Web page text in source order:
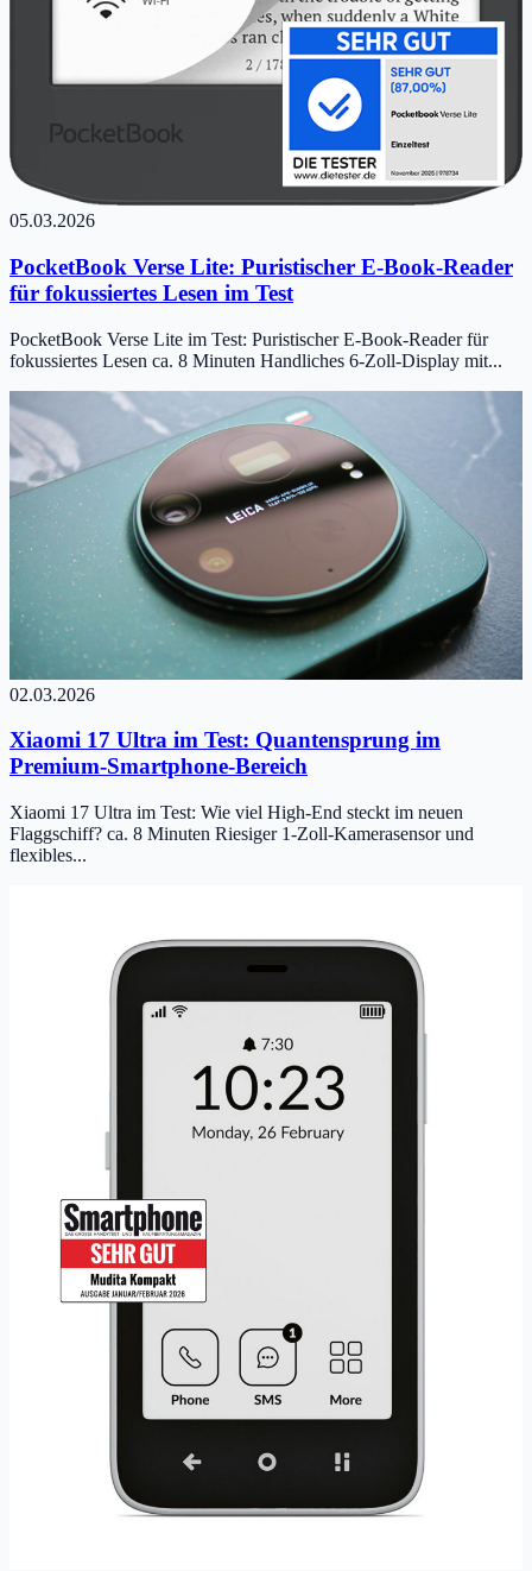
05.03.2026
PocketBook Verse Lite: Puristischer E-Book-Reader
für fokussiertes Lesen im Test
PocketBook Verse Lite im Test: Puristischer E-Book-Reader für
fokussiertes Lesen ca. 8 Minuten Handliches 6-Zoll-Display mit...
02.03.2026
Xiaomi 17 Ultra im Test: Quantensprung im
Premium-Smartphone-Bereich
Xiaomi 17 Ultra im Test: Wie viel High-End steckt im neuen
Flaggschiff? ca. 8 Minuten Riesiger 1-Zoll-Kamerasensor und
flexibles...